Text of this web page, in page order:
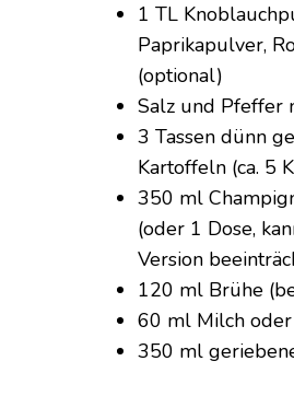
1 TL
Paprikapulver,
(optional)
Salz und Pfeffer
3 Tassen dünn
Kartoffeln (ca. 5
350 ml
(oder 1 Dose,
Version
120 ml Brühe
60 ml Milch oder
350 ml